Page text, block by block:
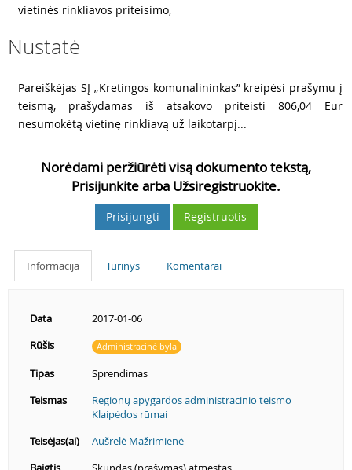
vietinės rinkliavos priteisimo,
Nustatė
Pareiškėjas SĮ „Kretingos komunalininkas” kreipėsi prašymu į
teismą, prašydamas iš atsakovo priteisti 806,04 Eur
nesumokėtą vietinę rinkliavą už laikotarpį...
Norėdami peržiūrėti visą dokumento tekstą,
Prisijunkite arba Užsiregistruokite.
Prisijungti Registruotis
Informacija Turinys Komentarai
Data
2017-01-06
Rūšis
Administracinė byla
Tipas
Sprendimas
Teismas
Regionų apygardos administracinio teismo
Klaipėdos rūmai
Teisėjas(ai)
Aušrelė Mažrimienė